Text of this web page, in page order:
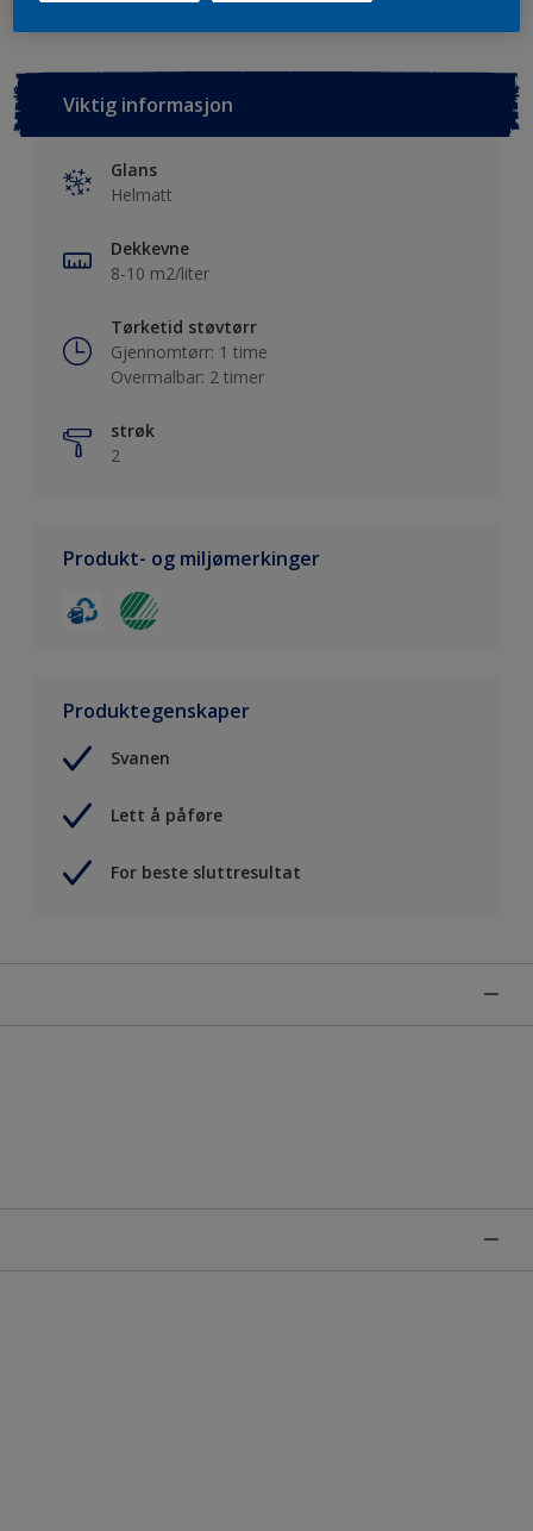
Viktig informasjon
Glans
Helmatt
Dekkevne
8-10 m2/liter
Tørketid støvtørr
Gjennomtørr: 1 time
Overmalbar: 2 timer
strøk
2
Produkt- og miljømerkinger
Produktegenskaper
Svanen
Lett å påføre
For beste sluttresultat